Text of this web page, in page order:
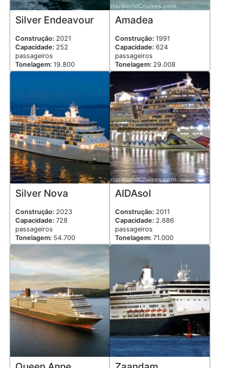
Silver Endeavour
Construção: 2021
Capacidade: 252
passageiros
Tonelagem: 19.800
Amadea
Construção: 1991
Capacidade: 624
passageiros
Tonelagem: 29.008
Silver Nova
Construção: 2023
Capacidade: 728
passageiros
Tonelagem: 54.700
AIDAsol
Construção: 2011
Capacidade: 2.686
passageiros
Tonelagem: 71.000